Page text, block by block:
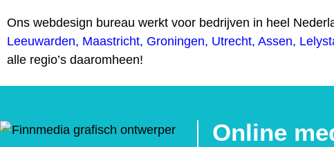
Ons webdesign bureau werkt voor bedrijven in heel
Leeuwarden, Maastricht, Groningen, Utrecht, Assen,
alle regio’s daaromheen!
Online